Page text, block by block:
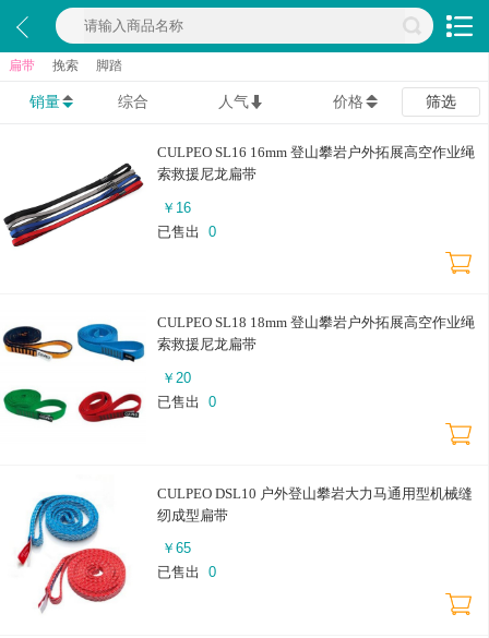
扁带 挽索 脚踏
销量 综合 人气 价格 筛选
CULPEO SL16 16mm 登山攀岩户外拓展高空作业绳
索救援尼龙扁带
￥ 16
已售出
0
CULPEO SL18 18mm 登山攀岩户外拓展高空作业绳
索救援尼龙扁带
￥ 20
已售出
0
CULPEO DSL10 户外登山攀岩大力马通用型机械缝
纫成型扁带
￥ 65
已售出
0